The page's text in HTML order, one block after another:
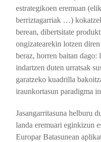
estrategikoen eremuan
berriztagarriak …)
berean, dibertsitate
ongizatearekin lotzen
beraz, horren baitan dago:
indartzen duten urratsak
garatzeko kuadrilla
iraunkortasun paradigma
Jasangarritasuna helburu
landa eremuari eginkizun
Europar Batasunean